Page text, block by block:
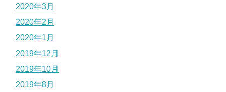
2020年3月
2020年2月
2020年1月
2019年12月
2019年10月
2019年8月